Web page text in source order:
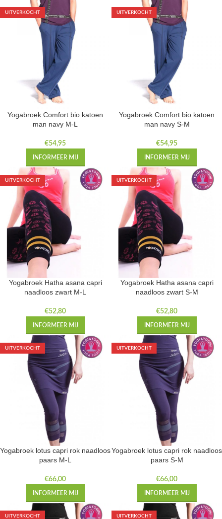
UITVERKOCHT
Yogabroek Comfort bio katoen
man navy M-L
€54,95
INFORMEER MIJ
UITVERKOCHT
Yogabroek Comfort bio katoen
man navy S-M
€54,95
INFORMEER MIJ
UITVERKOCHT
Yogabroek Hatha asana capri
naadloos zwart M-L
€52,80
INFORMEER MIJ
UITVERKOCHT
Yogabroek Hatha asana capri
naadloos zwart S-M
€52,80
INFORMEER MIJ
UITVERKOCHT
Yogabroek lotus capri rok naadloos
paars M-L
€66,00
INFORMEER MIJ
UITVERKOCHT
Yogabroek lotus capri rok naadloos
paars S-M
€66,00
INFORMEER MIJ
UITVERKOCHT UITVERKOCHT